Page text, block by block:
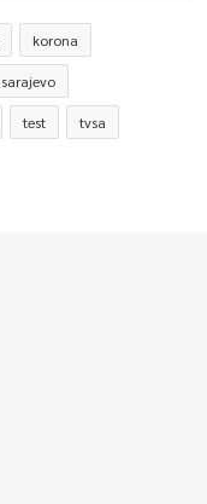
korona
sarajevo
test tvsa